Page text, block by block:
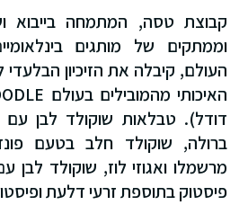
קבוצת טסה, המתמחה בייבוא
וממתקים של מותגים
העולם, קיבלה את הזיכיון הבלעדי
דודל). טבלאות שוקולד לבן
ברולה, שוקולד חלב בטעם
מרשמלו ואגוזי לוז, שוקולד לבן
פיסטוק בתוספת זרעי דלעת